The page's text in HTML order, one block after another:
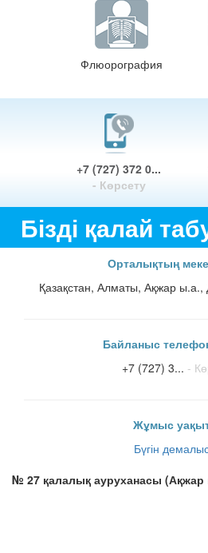
Флюорография
+7 (727) 372 0...
- Көрсету
Бізді қалай
Орталықтың
Қазақстан, Алматы, Ақжар ы.а.,
Байланыс
+7 (727) 3... -
Жұмыс
Бүгін
№ 27 қалалық ауруханасы (Ақжар